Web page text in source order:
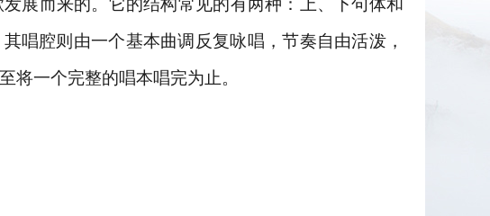
展而来的。它的结构常见的有两种：上、下句体和
唱腔则由一个基本曲调反复咏唱，节奏自由活泼，
将一个完整的唱本唱完为止。